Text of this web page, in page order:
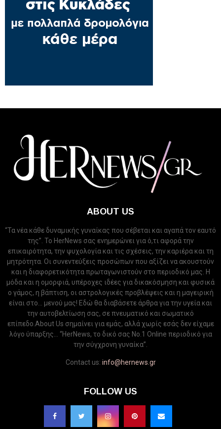
ABOUT US
“Τα νέα κάθε δυναμικής γυναίκας που σέβεται και αγαπά τον εαυτό
της”. Το HerNews σας ενημερώνει για ό,τι αφορά την
επικαιρότητα, την ψυχολογία και τις σχέσεις, την καριέρα και τη
μητρότητα. Οι συνεντεύξεις προσώπων που αξίζει να ακουστούν
και η διαφορετικότητα πρωταγωνιστούν στο περιοδικό μας. Η
μόδα και η ομορφιά, υπέροχες ιδέες για δικακόσμηση και φυσικά
ο γάμος, η βάπτιση, οι αστρολογικές προβλέψεις και η μαγειρική
είναι στο... μενού μας! Εδώ θα διαβάσετε άρθρα για την υγεία και
την αυτοβελτίωση σας, σε πνευματικό και σωματικό
επίπεδο.About Us σημαίνει για εμάς, αλλά χωρίς εσάς δεν είχαμε
λόγο ύπαρξης... “HerNews, το δικό σας Νo.1 Online περιοδικό για
την σύγχρονη γυναίκα”.
Contact us: info@hernews.gr
FOLLOW US